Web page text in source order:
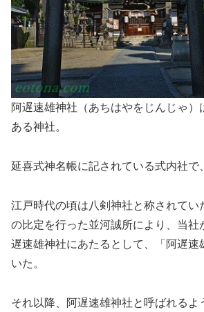
阿遅速雄神社（あちはやをじんじゃ）
ある神社。
延喜式神名帳に記されている式内社で
江戸時代の頃は八剣神社と称されてい
の比定を行った並河誠所により、当社
遅速雄神社にあたるとして、「阿遅速
いた。
それ以降、阿遅速雄神社と呼ばれるよ